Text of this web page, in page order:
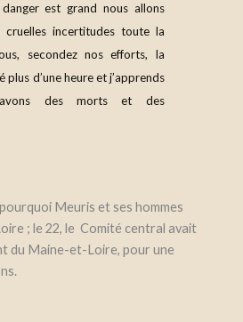
est grand nous allons
incertitudes toute la
secondez nos efforts, la
plus d’une heure et j’apprends
des morts et des
Meuris et ses hommes
; le 22, le Comité central avait
du Maine-et-Loire, pour une